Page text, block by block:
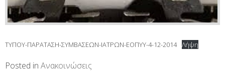
ΤΥΠΟΥ-ΠΑΡΑΤΑΣΗ-ΣΥΜΒΑΣΕΩΝ-ΙΑΤΡΩΝ-ΕΟΠΥΥ-4-12-2014 Λήψη
Posted in Ανακοινώσεις